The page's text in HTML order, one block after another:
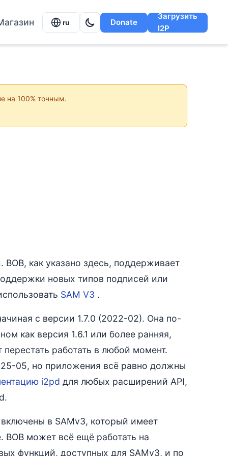
ru Donate
Загрузить
I2P
на 100% точным.
как указано здесь, поддерживает
новых типов подписей или
SAM V3 .
с версии 1.7.0 (2022-02). Она по-
как версия 1.6.1 или более ранняя,
работать в любой момент.
05, но приложения всё равно должны
i2pd для любых расширений API,
в SAMv3, который имеет
может всё ещё работать на
функций, доступных для SAMv3, и по